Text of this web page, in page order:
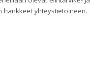
hankkeet yhteystietoineen.